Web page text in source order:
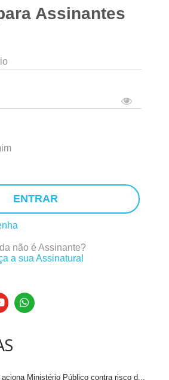
Assinantes
ENTRAR
não é Assinante?
a sua Assinatura!
aciona Ministério Público contra risco d...